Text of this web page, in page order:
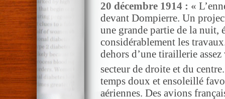
20 décembre 1914 : «
devant Dompierre. Un
une grande partie de la nuit,
considérablement les
dehors d’une tiraillerie
secteur de droite et du
temps doux et ensoleillé
aériennes. Des avions